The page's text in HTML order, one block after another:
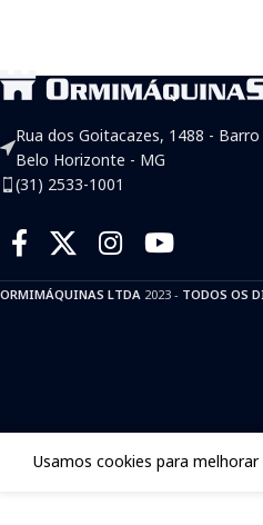
Rua dos Goitacazes, 1488 -
Belo Horizonte - MG
(31) 2533-1001
ORMIMÁQUINAS LTDA 2023 - TODOS OS
Usamos cookies para